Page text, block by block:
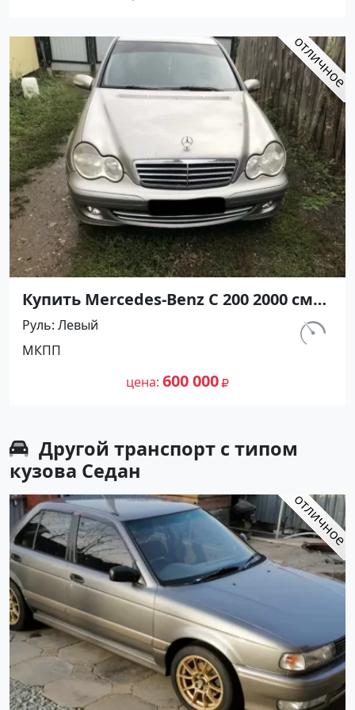
Авторынок23
Купить Mercedes-Benz С 200 2000 см3
МКПП (163 л.с.) Бензин инжектор в
Крымск: цвет Сеебристый Седан
2002 года по цене 600000 рублей,
объявление №27226 на сайте
км.
Руль Левый
МКПП
цена 600 000
Другой транспорт с типом
кузова Седан